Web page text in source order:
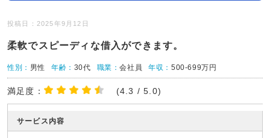
投稿日：2025年9月12日
柔軟でスピーディな借入ができます。
性別： 男性 年齢： 30代 職業：会社員 年収：500-699万円
満足度： (4.3 / 5.0)
サービス内容